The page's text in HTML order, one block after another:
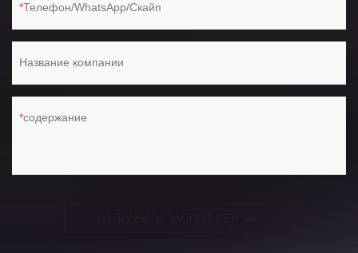
Телефон/WhatsApp/Скайп
Название компании
содержание